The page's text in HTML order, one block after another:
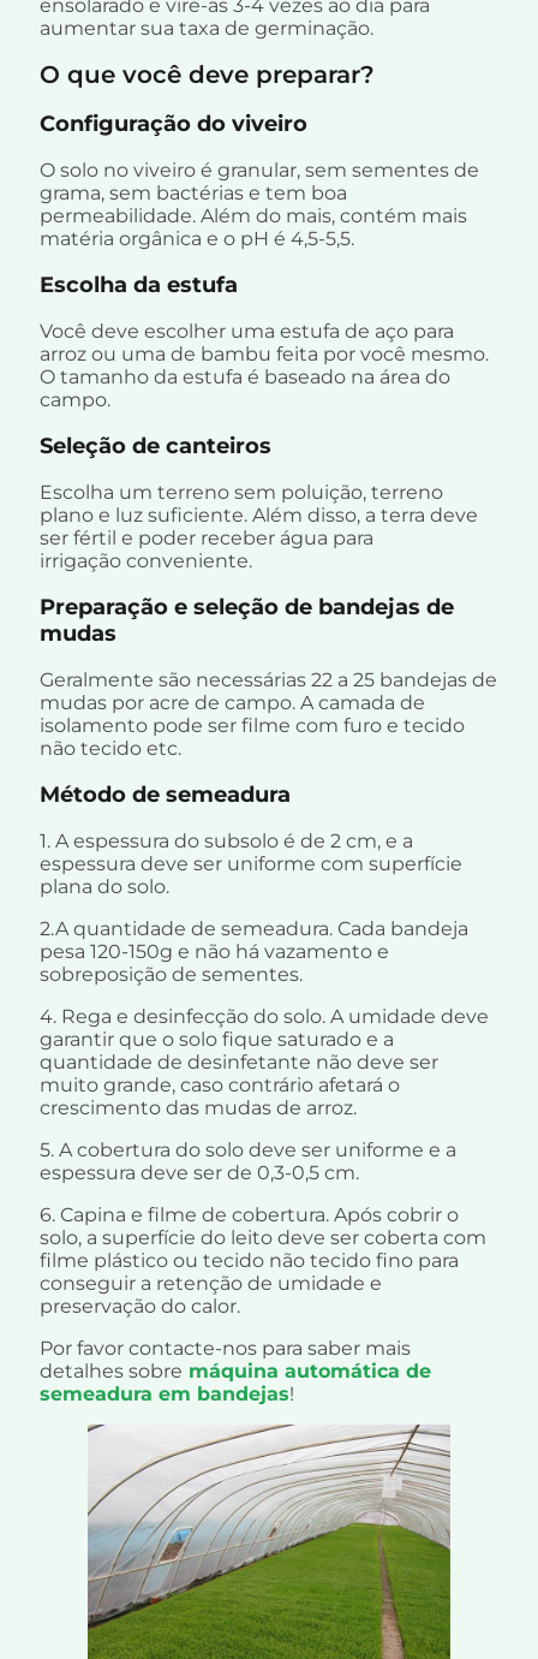
ensolarado e vire-as 3-4 vezes ao dia para
aumentar sua taxa de germinação.
O que você deve preparar?
Configuração do viveiro
O solo no viveiro é granular, sem sementes de
grama, sem bactérias e tem boa
permeabilidade. Além do mais, contém mais
matéria orgânica e o pH é 4,5-5,5.
Escolha da estufa
Você deve escolher uma estufa de aço para
arroz ou uma de bambu feita por você mesmo.
O tamanho da estufa é baseado na área do
campo.
Seleção de canteiros
Escolha um terreno sem poluição, terreno
plano e luz suficiente. Além disso, a terra deve
ser fértil e poder receber água para
irrigação conveniente.
Preparação e seleção de bandejas de
mudas
Geralmente são necessárias 22 a 25 bandejas de
mudas por acre de campo. A camada de
isolamento pode ser filme com furo e tecido
não tecido etc.
Método de semeadura
1. A espessura do subsolo é de 2 cm, e a
espessura deve ser uniforme com superfície
plana do solo.
2.A quantidade de semeadura. Cada bandeja
pesa 120-150g e não há vazamento e
sobreposição de sementes.
4. Rega e desinfecção do solo. A umidade deve
garantir que o solo fique saturado e a
quantidade de desinfetante não deve ser
muito grande, caso contrário afetará o
crescimento das mudas de arroz.
5. A cobertura do solo deve ser uniforme e a
espessura deve ser de 0,3-0,5 cm.
6. Capina e filme de cobertura. Após cobrir o
solo, a superfície do leito deve ser coberta com
filme plástico ou tecido não tecido fino para
conseguir a retenção de umidade e
preservação do calor.
Por favor contacte-nos para saber mais
detalhes sobre máquina automática de
semeadura em bandejas!